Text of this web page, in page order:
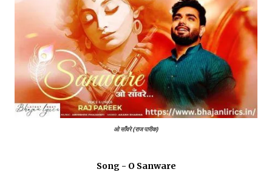
ओ साँवरे (राज पारीक)
Song - O Sanware